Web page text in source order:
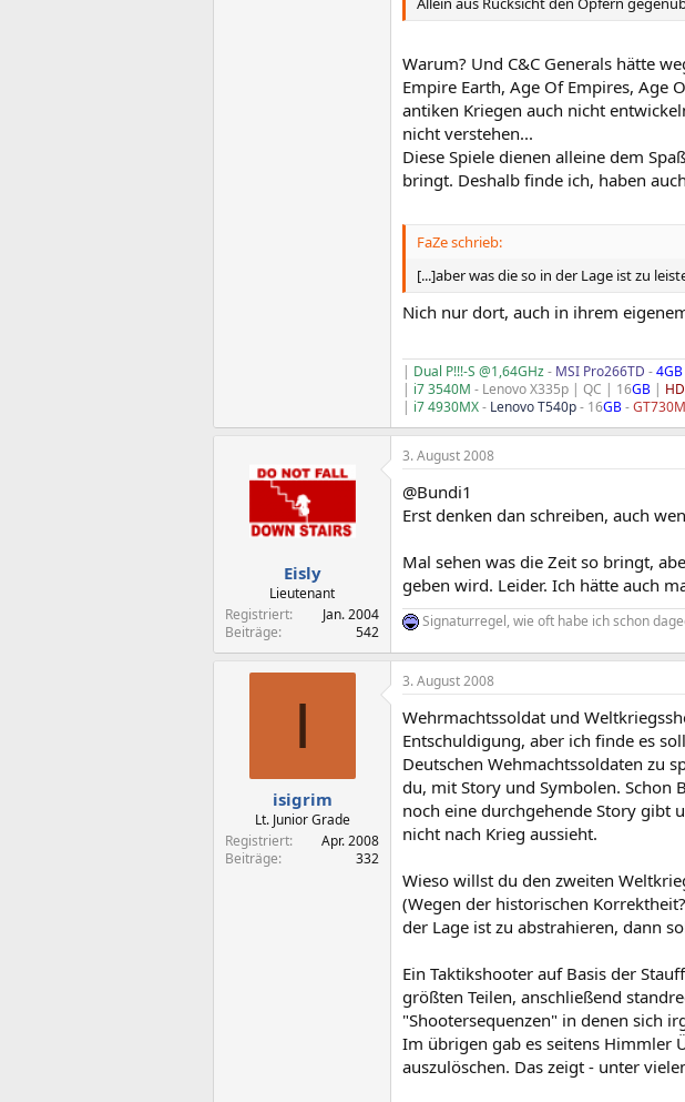
Warum? Und C&C Generals hätte
Empire Earth, Age Of Empires, Age
antiken Kriegen auch nicht
nicht verstehen...
Diese Spiele dienen alleine dem
bringt. Deshalb finde ich, haben
FaZe schrieb:
[...]aber was die so in der Lage ist zu
Nich nur dort, auch in ihrem
| Dual P!!!-S @1,64GHz- MSI Pro266TD -
| i7 3540M - Lenovo X335p | QC | 16GB |
| i7 4930MX- Lenovo T540p- 16GB-
Eisly
Lieutenant
Registriert
Jan. 2004
Beiträge
542
3. August 2008
@Bundi1
Erst denken dan schreiben, auch
Mal sehen was die Zeit so bringt,
geben wird. Leider. Ich hätte auch
Signaturregel, wie oft habe ich schon
I
isigrim
Lt. Junior Grade
Registriert
Apr. 2008
Beiträge
332
3. August 2008
Wehrmachtssoldat und
Entschuldigung, aber ich finde es
Deutschen Wehmachtssoldaten zu
du, mit Story und Symbolen. Schon
noch eine durchgehende Story gibt
nicht nach Krieg aussieht.
Wieso willst du den zweiten
(Wegen der historischen
der Lage ist zu abstrahieren, dann
Ein Taktikshooter auf Basis der
größten Teilen, anschließend
"Shootersequenzen" in denen sich
Im übrigen gab es seitens Himmler
auszulöschen. Das zeigt - unter